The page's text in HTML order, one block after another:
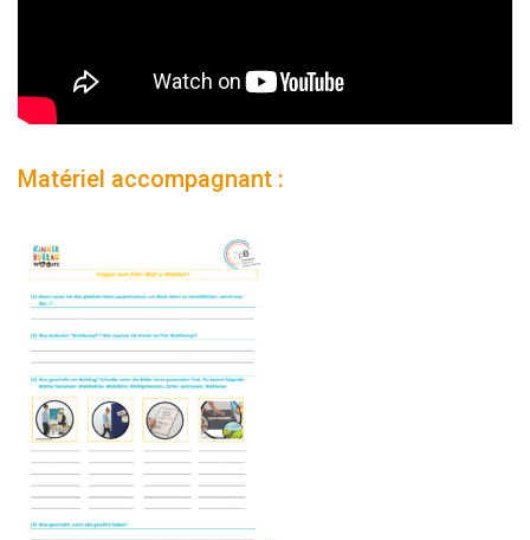
Matériel accompagnant :